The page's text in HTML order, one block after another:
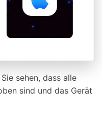
sehen, dass alle
sind und das Gerät